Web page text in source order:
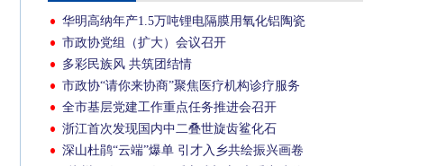
华明高纳年产1.5万吨锂电隔膜用氧化铝陶瓷
粉项目结顶
市政协党组（扩大）会议召开
多彩民族风 共筑团结情
市政协“请你来协商”聚焦医疗机构诊疗服务
一体化高质量发展
全市基层党建工作重点任务推进会召开
浙江首次发现国内中二叠世旋齿鲨化石
深山杜鹃“云端”爆单 引才入乡共绘振兴画卷